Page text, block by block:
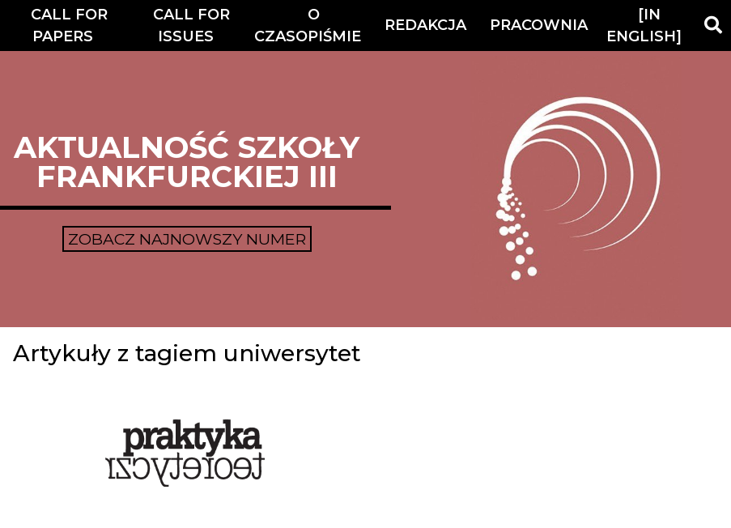
CALL FOR
PAPERS
CALL FOR
ISSUES
O
CZASOPIŚMIE
REDAKCJA PRACOWNIA
[IN
ENGLISH]
AKTUALNOŚĆ SZKOŁY
FRANKFURCKIEJ III
ZOBACZ NAJNOWSZY NUMER
Artykuły z tagiem uniwersytet